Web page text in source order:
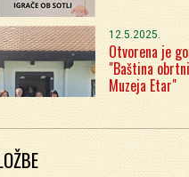
12.5.2025.
Otvorena je
"Baština
Muzeja Etar"